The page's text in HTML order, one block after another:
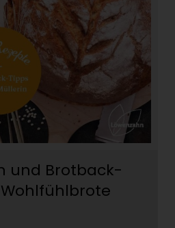
und Brotback-